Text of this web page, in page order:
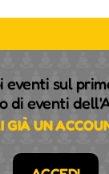
eventi sul
di eventi
GIÀ UN